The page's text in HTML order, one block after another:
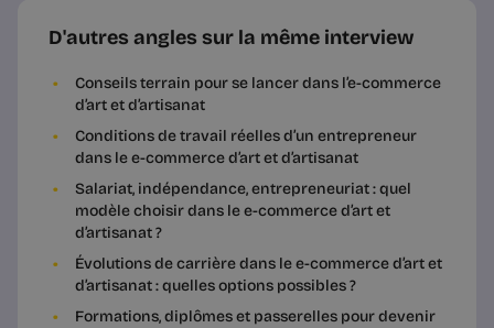
D'autres angles sur la même interview
Conseils terrain pour se lancer dans l’e-commerce
d’art et d’artisanat
Conditions de travail réelles d’un entrepreneur
dans le e-commerce d’art et d’artisanat
Salariat, indépendance, entrepreneuriat : quel
modèle choisir dans le e-commerce d’art et
d’artisanat ?
Évolutions de carrière dans le e-commerce d’art et
d’artisanat : quelles options possibles ?
Formations, diplômes et passerelles pour devenir